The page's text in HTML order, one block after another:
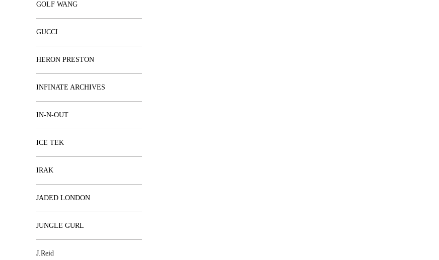
GOLF WANG
GUCCI
HERON PRESTON
INFINATE ARCHIVES
IN-N-OUT
ICE TEK
IRAK
JADED LONDON
JUNGLE GURL
J.Reid